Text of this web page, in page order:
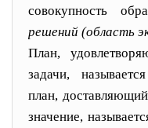
совокупность
решений (область
План,
задачи,
план,
значение, на